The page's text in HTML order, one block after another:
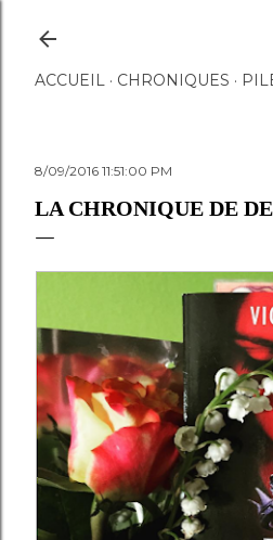
ACCUEIL CHRONIQUES
8/09/2016 11:51:00 PM
LA CHRONIQUE DE